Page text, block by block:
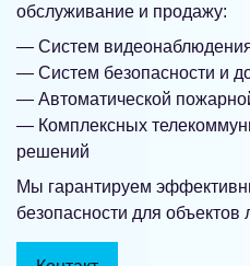
обслуживание и продажу:
— Систем
— Систем безопасности и
— Автоматической
— Комплексных
решений
Мы гарантируем
безопасности для